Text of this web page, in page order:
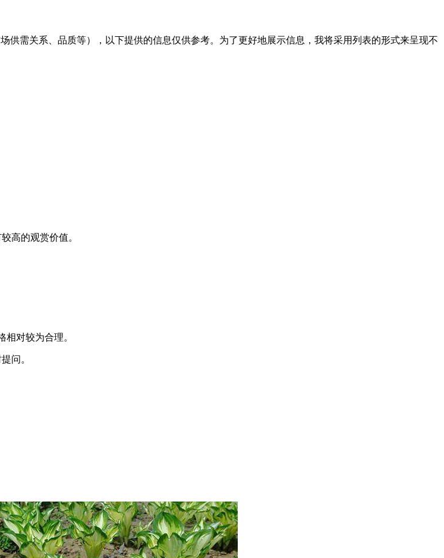
供需关系、品质等），以下提供的信息仅供参考。为了更好地展示信息，我将采用列表的形式来呈现不
高的观赏价值。
对较为合理。
问。